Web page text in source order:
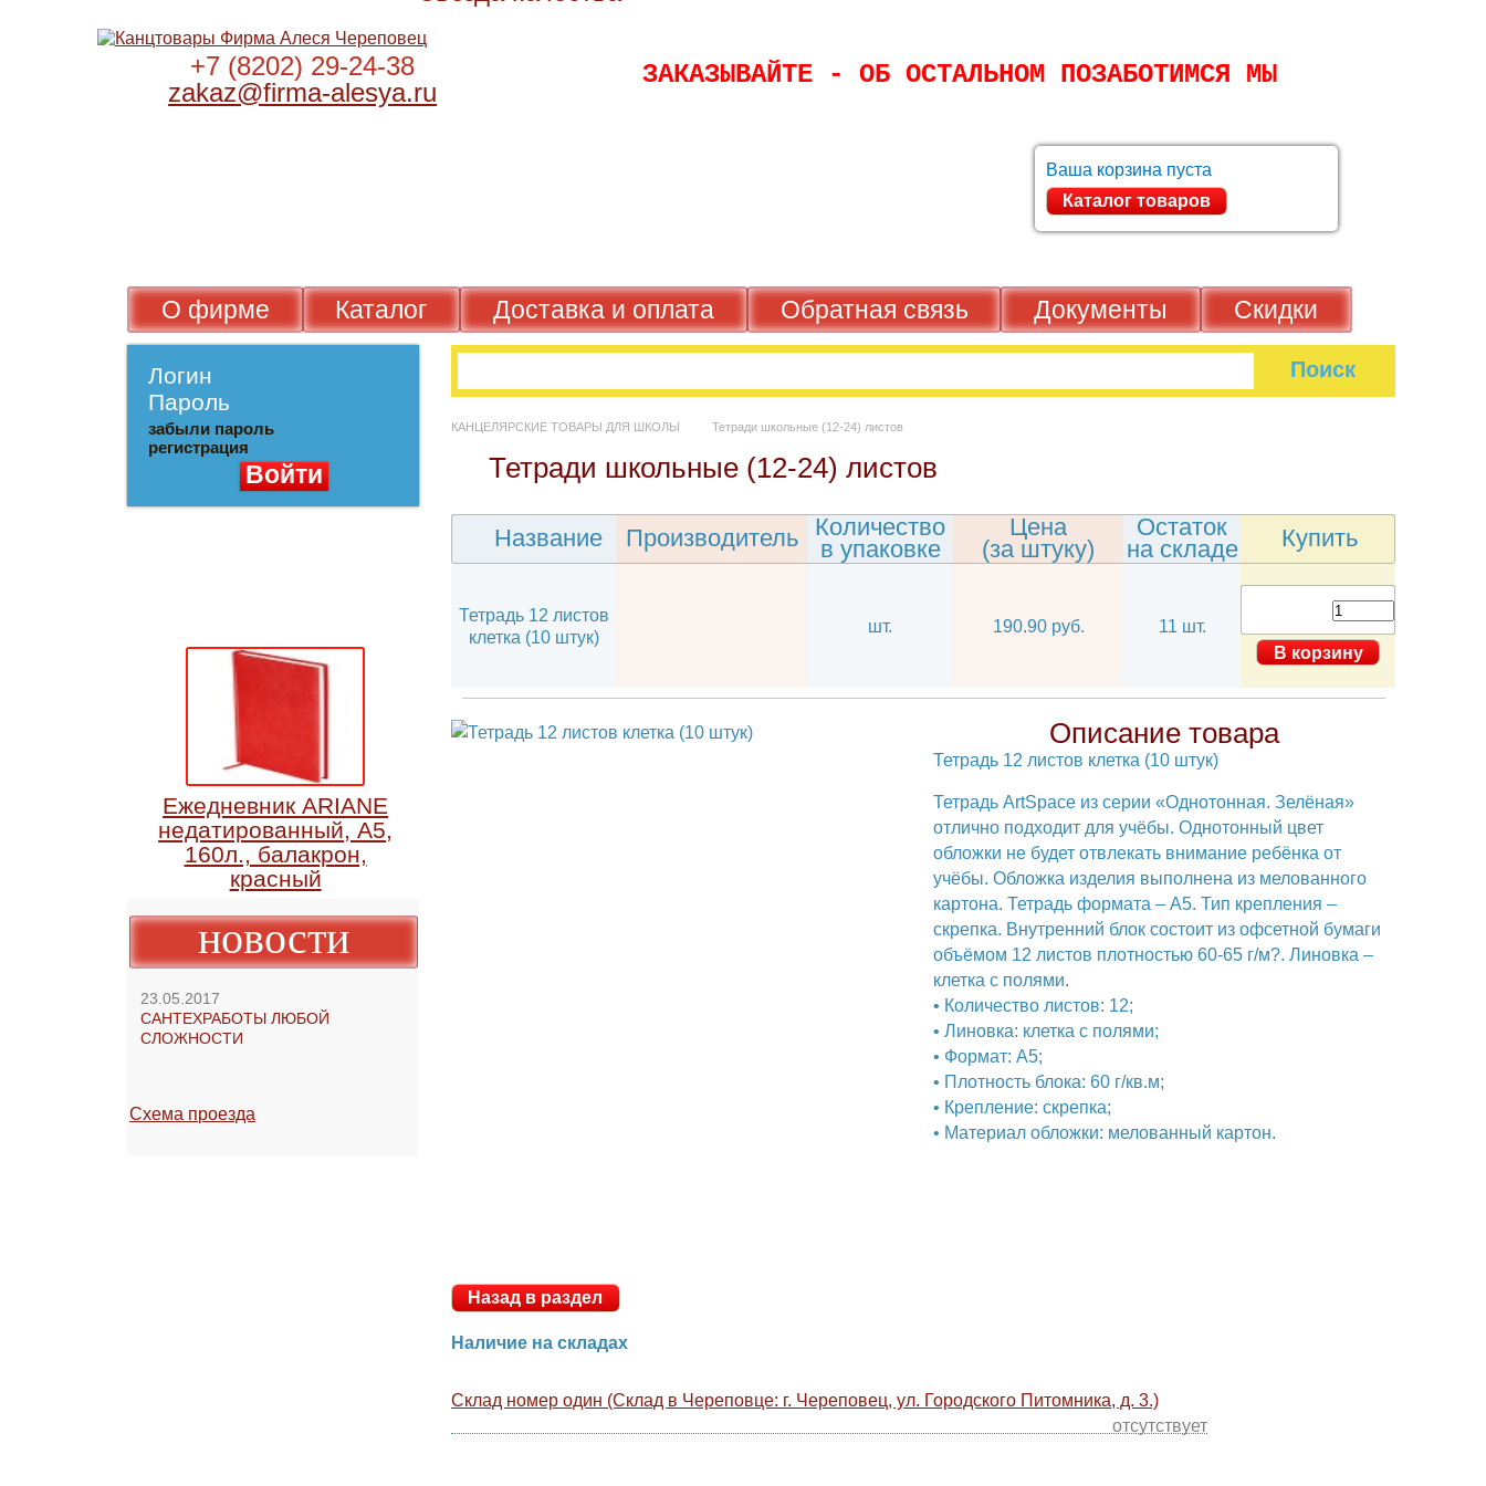
+7 (8202) 29-24-38
zakaz@firma-alesya.ru
ЗАКАЗЫВАЙТЕ - ОБ ОСТАЛЬНОМ ПОЗАБОТИМСЯ МЫ
Ваша корзина пуста
Каталог товаров
О фирме Каталог Доставка и оплата Обратная связь Документы Скидки
Логин
Пароль
забыли пароль
регистрация
Ежедневник ARIANE
недатированный, А5,
160л., балакрон,
красный
новости
23.05.2017
Тетради школьные (12-24) листов
Название Производитель Количество
в упаковке
Цена
(за штуку)
Остаток
на складе Купить
Тетрадь 12 листов
Описание товара
Тетрадь 12 листов клетка (10 штук)
Тетрадь ArtSpace из серии «Однотонная. Зелёная»
отлично подходит для учёбы. Однотонный цвет
обложки не будет отвлекать внимание ребёнка от
учёбы. Обложка изделия выполнена из мелованного
картона. Тетрадь формата – А5. Тип крепления –
скрепка. Внутренний блок состоит из офсетной бумаги
объёмом 12 листов плотностью 60-65 г/м?. Линовка –
• Количество листов: 12;
• Линовка: клетка с полями;
• Формат: А5;
• Плотность блока: 60 г/кв.м;
Назад в раздел
Наличие на складах